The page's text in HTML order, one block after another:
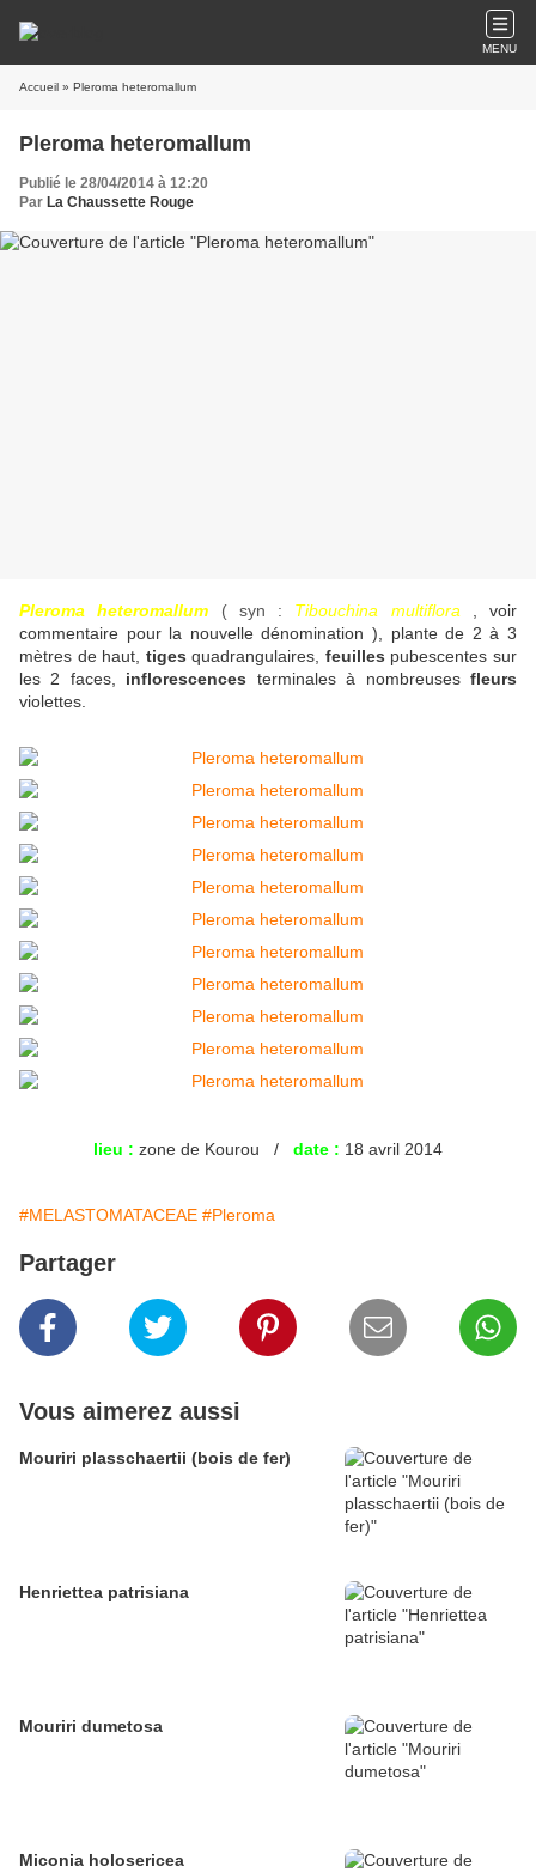
MENU
Accueil » Pleroma heteromallum
Pleroma heteromallum
Publié le 28/04/2014 à 12:20
Par La Chaussette Rouge
Pleroma heteromallum ( syn : Tibouchina multiflora , voir
commentaire pour la nouvelle dénomination ), plante de 2 à 3
mètres de haut, tigesquadrangulaires, feuilles pubescentes sur
les 2 faces, inflorescences terminales à nombreusesfleurs
violettes.
lieu : zone de Kourou / date : 18 avril 2014
#MELASTOMATACEAE #Pleroma
Partager
Vous aimerez aussi
Mouriri plasschaertii (bois de fer)
Henriettea patrisiana
Mouriri dumetosa
Miconia holosericea